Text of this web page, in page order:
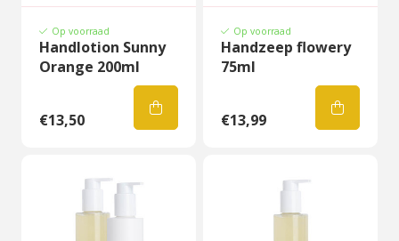
Op voorraad
Handlotion Sunny
Orange 200ml
€13,50
Op voorraad
Handzeep flowery
75ml
€13,99